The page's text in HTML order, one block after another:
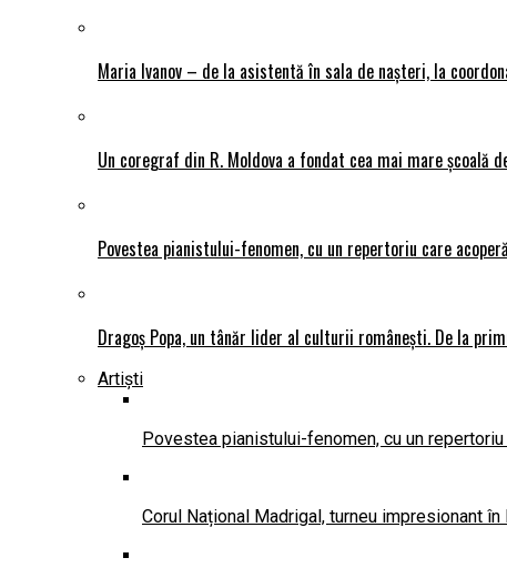
Maria Ivanov – de la asistentă în sala de nașteri, la
Un coregraf din R. Moldova a fondat cea mai mare școală
Povestea pianistului-fenomen, cu un repertoriu care
Dragoș Popa, un tânăr lider al culturii românești. De la
Artiști
Povestea pianistului-fenomen, cu un
Corul Național Madrigal, turneu impresionant